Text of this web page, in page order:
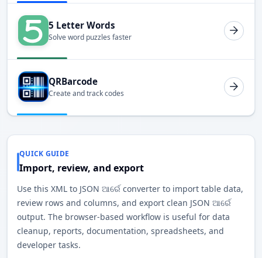
5 Letter Words
Solve word puzzles faster
QRBarcode
Create and track codes
QUICK GUIDE
Import, review, and export
Use this XML to JSON ଆର୍ରେ converter to import table data,
review rows and columns, and export clean JSON ଆର୍ରେ
output. The browser-based workflow is useful for data
cleanup, reports, documentation, spreadsheets, and
developer tasks.